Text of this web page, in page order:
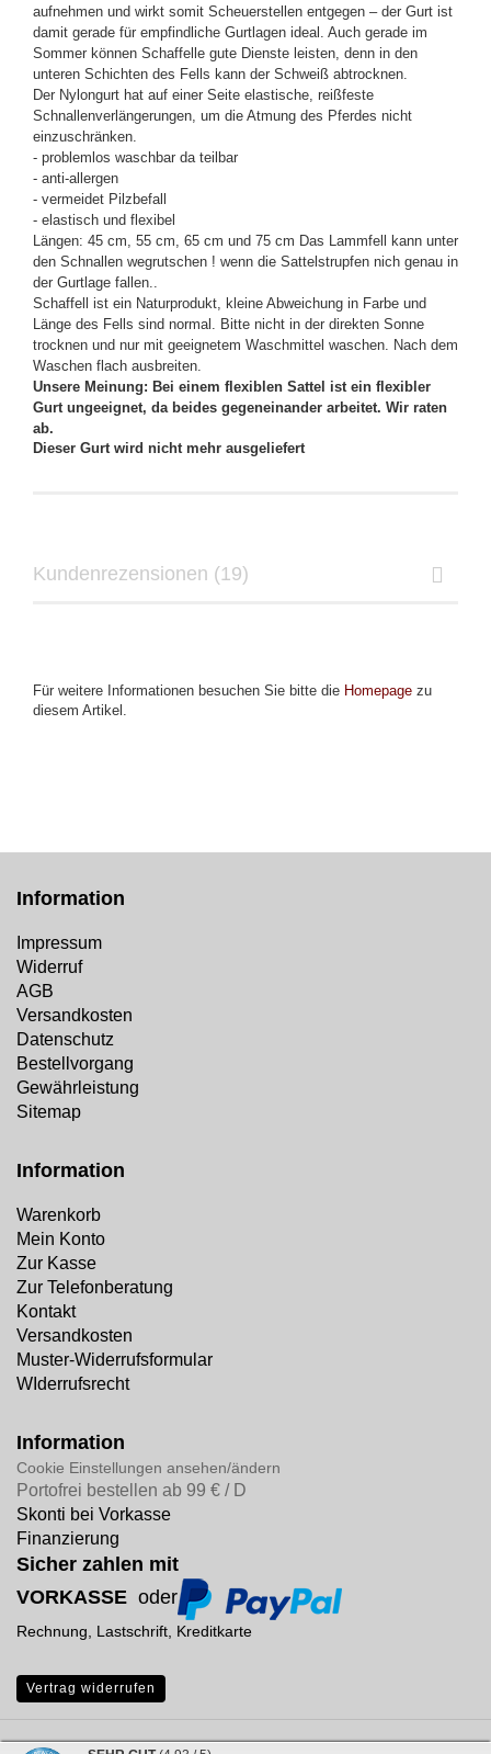
aufnehmen und wirkt somit Scheuerstellen entgegen – der Gurt ist
damit gerade für empfindliche Gurtlagen ideal. Auch gerade im
Sommer können Schaffelle gute Dienste leisten, denn in den
unteren Schichten des Fells kann der Schweiß abtrocknen.
Der Nylongurt hat auf einer Seite elastische, reißfeste
Schnallenverlängerungen, um die Atmung des Pferdes nicht
einzuschränken.
- problemlos waschbar da teilbar
- anti-allergen
- vermeidet Pilzbefall
- elastisch und flexibel
Längen: 45 cm, 55 cm, 65 cm und 75 cm Das Lammfell kann unter
den Schnallen wegrutschen ! wenn die Sattelstrupfen nich genau in
der Gurtlage fallen..
Schaffell ist ein Naturprodukt, kleine Abweichung in Farbe und
Länge des Fells sind normal. Bitte nicht in der direkten Sonne
trocknen und nur mit geeignetem Waschmittel waschen. Nach dem
Waschen flach ausbreiten.
Unsere Meinung: Bei einem flexiblen Sattel ist ein flexibler
Gurt ungeeignet, da beides gegeneinander arbeitet. Wir raten
ab.
Dieser Gurt wird nicht mehr ausgeliefert
Kundenrezensionen (19)
Für weitere Informationen besuchen Sie bitte die Homepage zu
diesem Artikel.
Information
Impressum
Widerruf
AGB
Versandkosten
Datenschutz
Bestellvorgang
Gewährleistung
Sitemap
Information
Warenkorb
Mein Konto
Zur Kasse
Zur Telefonberatung
Kontakt
Versandkosten
Muster-Widerrufsformular
WIderrufsrecht
Information
Cookie Einstellungen ansehen/ändern
Portofrei bestellen ab 99 € / D
Skonti bei Vorkasse
Finanzierung
Sicher zahlen mit
VORKASSE oder
Rechnung, Lastschrift, Kreditkarte
Vertrag widerrufen
Internetshopby Gambio.de © 2026